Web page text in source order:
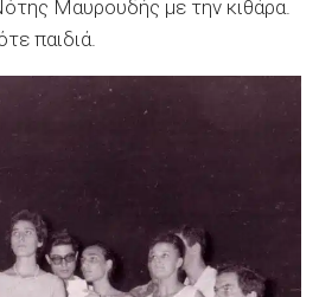
Μαυρουδής με την κιθάρα.
παιδιά.